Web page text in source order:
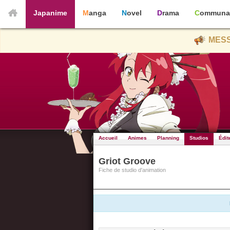
Japanime Manga Novel Drama
Accueil Animes Planning Studios
Griot Groove
Fiche de studio d'animation